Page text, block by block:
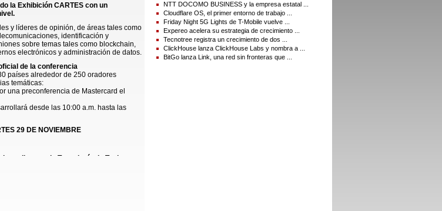
la Exhibición CARTES con un
y líderes de opinión, de áreas tales como
identificación y
sobre temas tales como blockchain,
electrónicos y administración de datos.
de la conferencia
países alrededor de 250 oradores
temáticas:
una preconferencia de Mastercard el
desde las 10:00 a.m. hasta las
29 DE NOVIEMBRE
y director de Tecnología de Tesla
NTT DOCOMO BUSINESS y la empresa estatal ...
Cloudflare OS, el primer entorno de trabajo ...
Friday Night 5G Lights de T-Mobile vuelve ...
Expereo acelera su estrategia de crecimiento ...
Tecnotree registra un crecimiento de dos ...
ClickHouse lanza ClickHouse Labs y nombra a ...
BitGo lanza Link, una red sin fronteras que ...